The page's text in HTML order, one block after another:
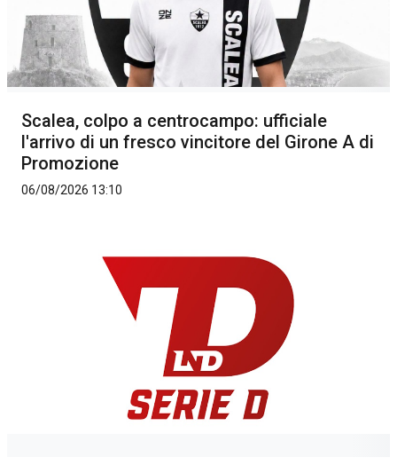
Scalea, colpo a centrocampo: ufficiale
l'arrivo di un fresco vincitore del Girone A di
Promozione
06/08/2026 13:10